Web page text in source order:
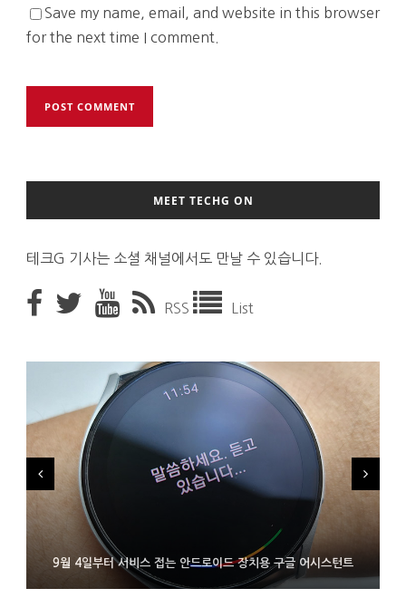
Save my name, email, and website in this browser
for the next time I comment.
MEET TECHG ON
테크G 기사는 소셜 채널에서도 만날 수 있습니다.
RSS List
9월 4일부터 서비스 접는 안드로이드 장치용 구글 어시스턴트
FMS 2026서 차세대 3D 메모리 ZHBM·ZNAND-O 모형 처음 선
보인 삼성전자
에이수스 구글북 ‘CX9406’ 제품 이미지 유출